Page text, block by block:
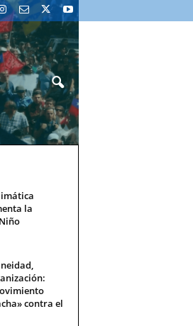
la
contra el